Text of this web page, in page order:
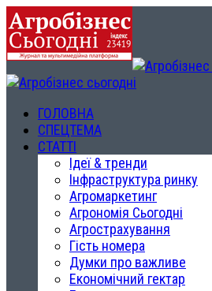
ГОЛОВНА
СПЕЦТЕМА
СТАТТІ
Ідеї & тренди
Інфраструктура ринку
Агромаркетинг
Агрономія Сьогодні
Агрострахування
Гість номера
Думки про важливе
Економічний гектар